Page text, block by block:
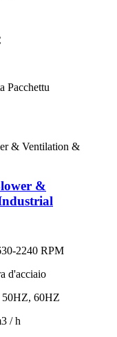
Pacchettu
&
2240 RPM
d'acciaio
50HZ, 60HZ
/ h